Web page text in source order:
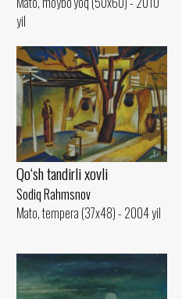
yil
Qo‘sh tandirli xovli
Sodiq Rahmsnov
Mato, tempera (37x48) - 2004 yil